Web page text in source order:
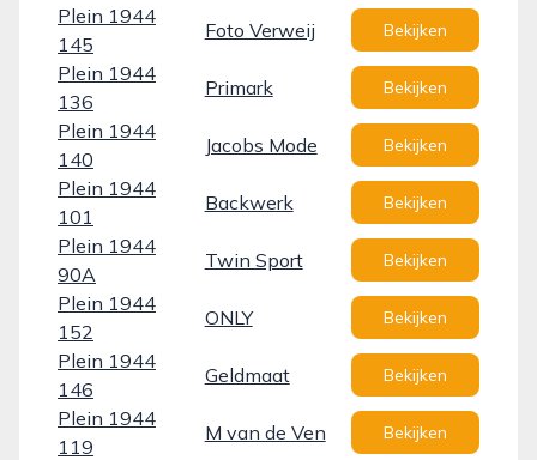
Plein 1944
145
Foto Verweij Bekijken
Plein 1944
136
Primark Bekijken
Plein 1944
140
Jacobs Mode Bekijken
Plein 1944
101
Backwerk Bekijken
Plein 1944
90A
Twin Sport Bekijken
Plein 1944
152
ONLY Bekijken
Plein 1944
146
Geldmaat Bekijken
Plein 1944
119
M van de Ven Bekijken